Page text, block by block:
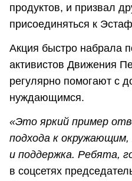
продуктов, и призвал
присоединяться к
Акция быстро набрала
активистов Движения
регулярно помогают с
нуждающимся.
«Это яркий пример
подхода к
и поддержка. Ребята,
в соцсетях